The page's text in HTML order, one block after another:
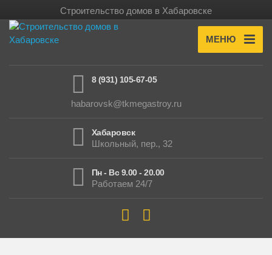
Строительство домов в Хабаровске
МЕНЮ
8 (931) 105-67-05
habarovsk@tkmegastroy.ru
Хабаровск
Школьный, пер., 32
Пн - Вс 9.00 - 20.00
Работаем 24/7